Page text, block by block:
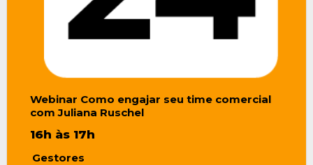
Webinar Como engajar seu time comercial
com Juliana Ruschel
16h às 17h
Gestores